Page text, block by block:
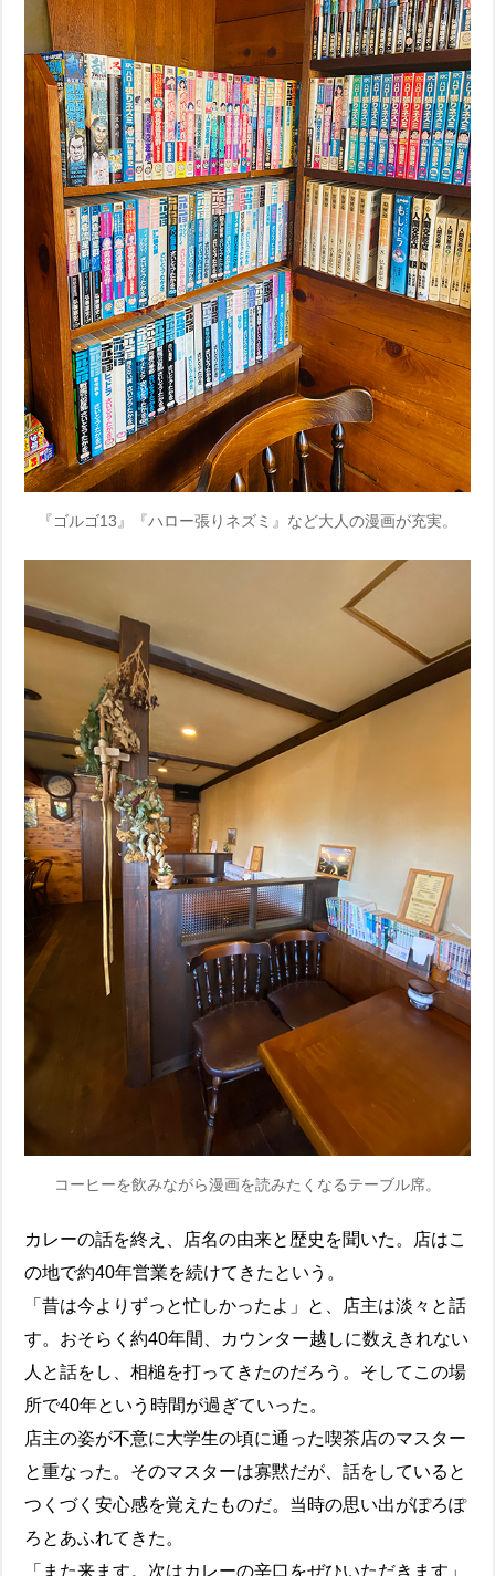
『ゴルゴ13』『ハロー張りネズミ』など大人の漫画が充実。
コーヒーを飲みながら漫画を読みたくなるテーブル席。
カレーの話を終え、店名の由来と歴史を聞いた。店はこ
の地で約40年営業を続けてきたという。
「昔は今よりずっと忙しかったよ」と、店主は淡々と話
す。おそらく約40年間、カウンター越しに数えきれない
人と話をし、相槌を打ってきたのだろう。そしてこの場
所で40年という時間が過ぎていった。
店主の姿が不意に大学生の頃に通った喫茶店のマスター
と重なった。そのマスターは寡黙だが、話をしていると
つくづく安心感を覚えたものだ。当時の思い出がぽろぽ
ろとあふれてきた。
「また来ます。次はカレーの辛口をぜひいただきます」